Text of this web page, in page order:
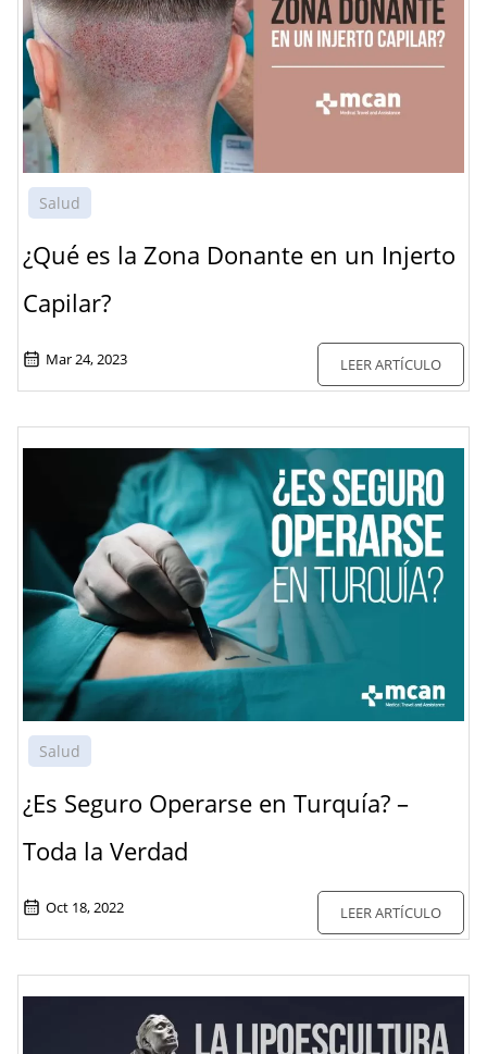
Salud
¿Qué es la Zona Donante en un Injerto
Capilar?
Mar 24, 2023 LEER ARTÍCULO
Salud
¿Es Seguro Operarse en Turquía? –
Toda la Verdad
Oct 18, 2022 LEER ARTÍCULO